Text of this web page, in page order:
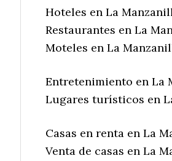
Hoteles en La
Restaurantes en La
Moteles en La
Entretenimiento en La
Lugares turísticos en
Casas en renta en La
Venta de casas en La